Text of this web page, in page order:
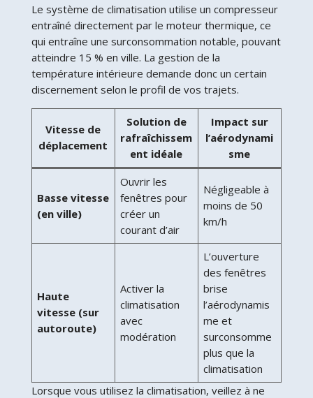
Le système de climatisation utilise un compresseur
entraîné directement par le moteur thermique, ce
qui entraîne une surconsommation notable, pouvant
atteindre 15 % en ville. La gestion de la
température intérieure demande donc un certain
discernement selon le profil de vos trajets.
Vitesse de
déplacement
Solution de
rafraîchissem
ent idéale
Impact sur
l’aérodynami
sme
Basse vitesse
(en ville)
Ouvrir les
fenêtres pour
créer un
courant d’air
Négligeable à
moins de 50
km/h
Haute
vitesse (sur
autoroute)
Activer la
climatisation
avec
modération
L’ouverture
des fenêtres
brise
l’aérodynamis
me et
surconsomme
plus que la
climatisation
Lorsque vous utilisez la climatisation, veillez à ne